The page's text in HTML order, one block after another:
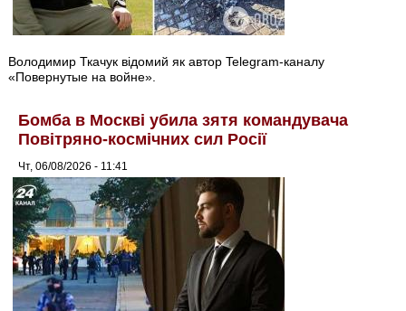
Володимир Ткачук відомий як автор Telegram-каналу
«Повернутые на войне».
Бомба в Москві убила зятя командувача
Повітряно-космічних сил Росії
Чт, 06/08/2026 - 11:41